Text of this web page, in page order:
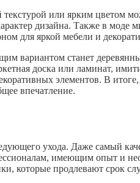
или ярким цветом
дизайна. Также в
для яркой мебели и
вариантом станет
доска или ламинат,
элементов. В
впечатление.
ухода. Даже самый
имеющим опыт и
которые продлевают срок